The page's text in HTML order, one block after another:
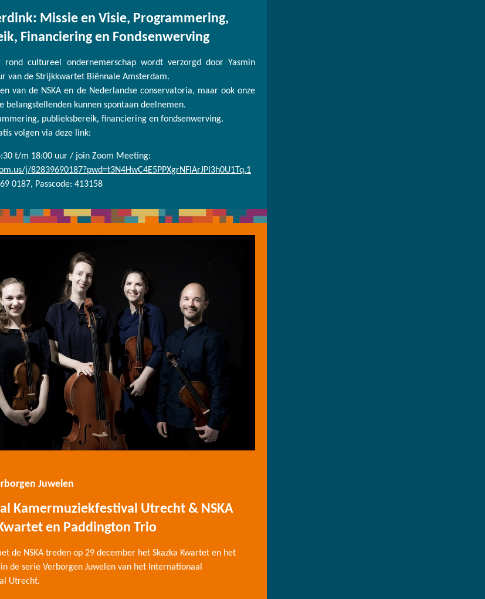
Missie en Visie, Programmering,
Financiering en Fondsenwerving
rond cultureel ondernemerschap wordt verzorgd door Yasmin
van de Strijkkwartet Biënnale Amsterdam.
van de NSKA en de Nederlandse conservatoria, maar ook onze
belangstellenden kunnen spontaan deelnemen.
publieksbereik, financiering en fondsenwerving.
volgen via deze link:
t/m 18:00 uur / join Zoom Meeting:
j/82839690187?pwd=t3N4HwC4E5PPXgrNFIArJPl3h0U1Tq.1
0187, Passcode: 413158
Juwelen
Kamermuziekfestival Utrecht & NSKA
en Paddington Trio
de NSKA treden op 29 december het Skazka Kwartet en het
de serie Verborgen Juwelen van het Internationaal
Utrecht.